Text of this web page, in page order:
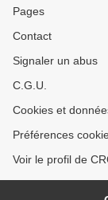
Pages
Contact
Signaler un abus
C.G.U.
Cookies et
Préférences
Voir le profil de